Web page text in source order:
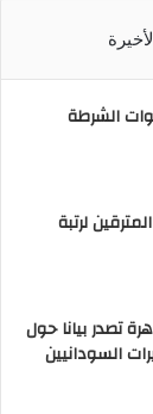
الشرطة
لرتبة
تصدر بيانا حول
السودانيين